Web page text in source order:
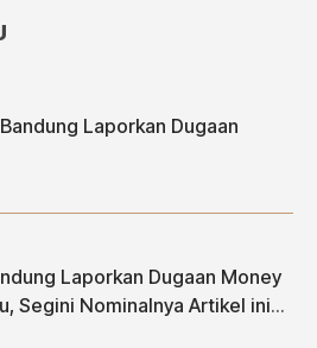
Laporkan Dugaan
Laporkan Dugaan Money
Nominalnya Artikel ini
dengan judul